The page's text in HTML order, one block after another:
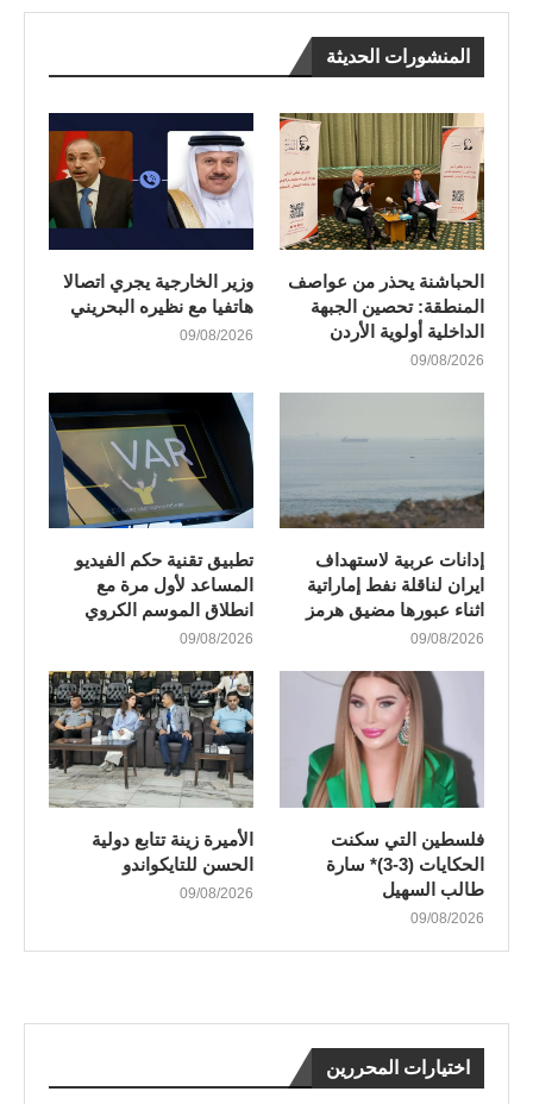
المنشورات الحديثة
الحباشنة يحذر من عواصف
المنطقة: تحصين الجبهة
الداخلية أولوية الأردن
09/08/2026
وزير الخارجية يجري اتصالا
هاتفيا مع نظيره البحريني
09/08/2026
إدانات عربية لاستهداف
ايران لناقلة نفط إماراتية
اثناء عبورها مضيق هرمز
09/08/2026
تطبيق تقنية حكم الفيديو
المساعد لأول مرة مع
انطلاق الموسم الكروي
09/08/2026
فلسطين التي سكنت
الحكايات (3-3)* سارة
طالب السهيل
09/08/2026
الأميرة زينة تتابع دولية
الحسن للتايكواندو
09/08/2026
اختيارات المحررين